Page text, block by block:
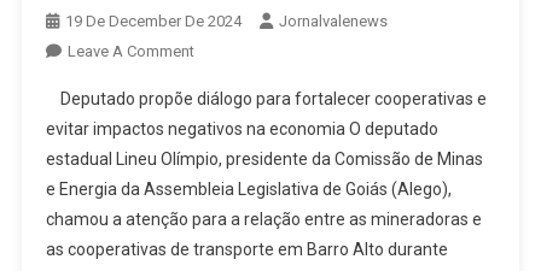
19 De December De 2024
Jornalvalenews
Leave A CommentOn
Devem
Priorizar
Transportadores
Locais”,
Defende
Deputado
Deputado propõe diálogo para fortalecer cooperativas e
evitar impactos negativos na economia O deputado
estadual Lineu Olímpio, presidente da Comissão de Minas
e Energia da Assembleia Legislativa de Goiás (Alego),
chamou a atenção para a relação entre as mineradoras e
as cooperativas de transporte em Barro Alto durante